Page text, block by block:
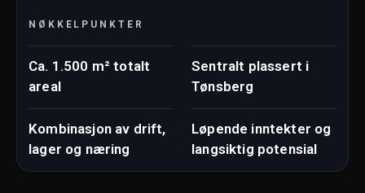
NØKKELPUNKTER
Ca. 1.500 m² totalt
areal
Sentralt plassert i
Tønsberg
Kombinasjon av drift,
lager og næring
Løpende inntekter og
langsiktig potensial